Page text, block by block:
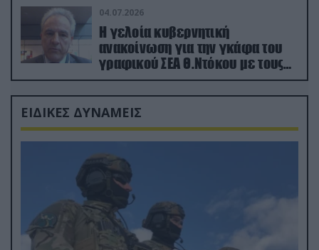
04.07.2026
Η γελοία κυβερνητική
ανακοίνωση για την γκάφα του
γραφικού ΣΕΑ Θ.Ντόκου με τους
Ρώσους φαρσέρ
ΕΙΔΙΚΕΣ ΔΥΝΑΜΕΙΣ